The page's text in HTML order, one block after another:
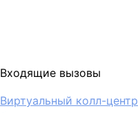
Входящие вызовы
Виртуальный колл-центр